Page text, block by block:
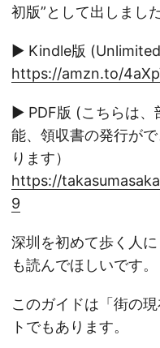
初版”として出しました
▶ Kindle版 (Unlimited
https://amzn.to/
▶ PDF版 (こちらは、
能、領収書の発行が
ります）
https://
9
深圳を初めて歩く人
も読んでほしいです。
このガイドは「街の
トでもあります。